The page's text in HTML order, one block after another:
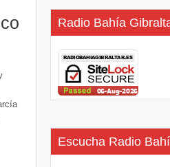
Radio Bahía
Escucha Radio